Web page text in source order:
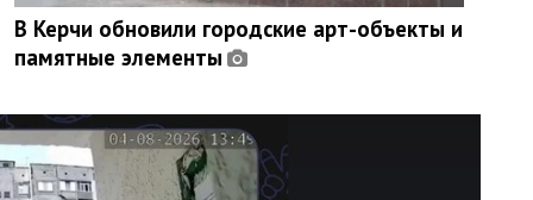
В Керчи обновили городские арт-объекты и
памятные элементы